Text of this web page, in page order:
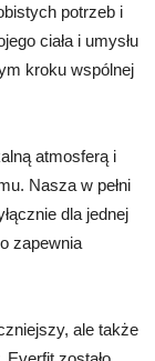
potrzeb i
ciała i umysłu
kroku wspólnej
atmosferą i
Nasza w pełni
dla jednej
zapewnia
ale także